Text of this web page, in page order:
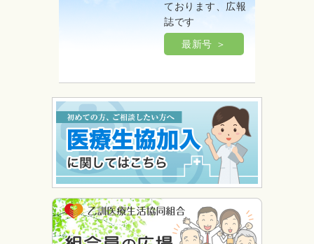
ております、広報
誌です
最新号 ＞